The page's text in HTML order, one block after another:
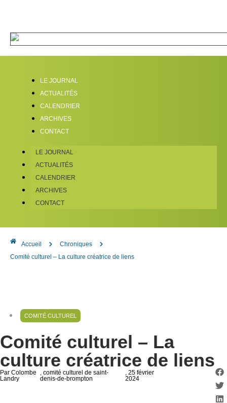
LE JOURNAL
ACTUALITÉS
CALENDRIER
ARCHIVES
CONTACT
LE JOURNAL
ACTUALITÉS
CALENDRIER
ARCHIVES
CONTACT
Accueil
Chroniques
Comité culturel – La culture créatrice de liens
COMITÉ CULTUREL
Comité culturel – La
culture créatrice de liens
Par Colombe
Landry
, comité culturel de saint-
denis-de-brompton
, 25 février
2024